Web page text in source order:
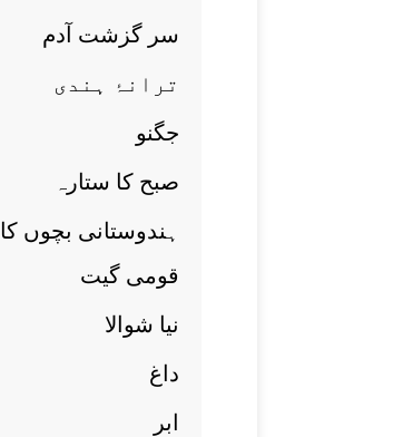
سر گزشت آدم
ترانۂ ہندی
جگنو
صبح کا ستارہ
ہندوستانی بچوں کا
قومی گيت
نيا شوالا
داغ
ابر